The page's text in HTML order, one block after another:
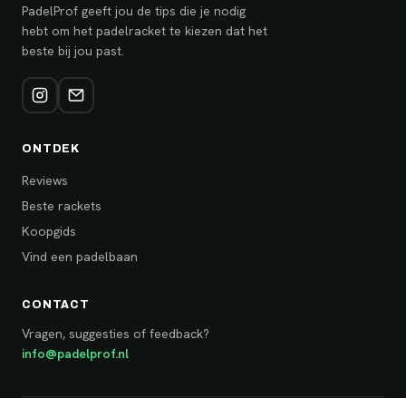
PadelProf geeft jou de tips die je nodig
hebt om het padelracket te kiezen dat het
beste bij jou past.
ONTDEK
Reviews
Beste rackets
Koopgids
Vind een padelbaan
CONTACT
Vragen, suggesties of feedback?
info@padelprof.nl